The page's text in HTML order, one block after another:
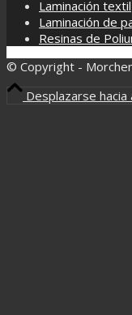
Laminación textil
Laminación de
Resinas de
© Copyright -
Desplazarse hacia